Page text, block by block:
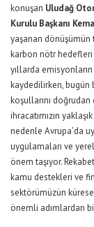
konuşan Uludağ
Kurulu Başkanı
yaşanan dönüşümün
karbon nötr
yıllarda
kaydedilirken, bugün
koşullarını
ihracatımızın
nedenle Avrupa’da
uygulamaları ve
önem taşıyor.
kamu destekleri ve
sektörümüzün
önemli adımlardan